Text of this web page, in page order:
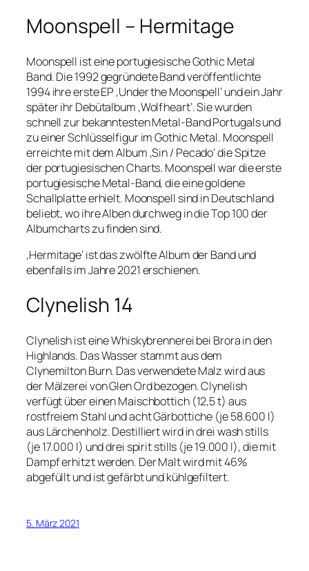
Moonspell – Hermitage
Moonspell ist eine portugiesische Gothic Metal
Band. Die 1992 gegründete Band veröffentlichte
1994 ihre erste EP ‚Under the Moonspell‘ und ein Jahr
später ihr Debütalbum ‚Wolfheart‘. Sie wurden
schnell zur bekanntesten Metal-Band Portugals und
zu einer Schlüsselfigur im Gothic Metal. Moonspell
erreichte mit dem Album ‚Sin / Pecado‘ die Spitze
der portugiesischen Charts. Moonspell war die erste
portugiesische Metal-Band, die eine goldene
Schallplatte erhielt. Moonspell sind in Deutschland
beliebt, wo ihre Alben durchweg in die Top 100 der
Albumcharts zu finden sind.
‚Hermitage‘ ist das zwölfte Album der Band und
ebenfalls im Jahre 2021 erschienen.
Clynelish 14
Clynelish ist eine Whiskybrennerei bei Brora in den
Highlands. Das Wasser stammt aus dem
Clynemilton Burn. Das verwendete Malz wird aus
der Mälzerei von Glen Ord bezogen. Clynelish
verfügt über einen Maischbottich (12,5 t) aus
rostfreiem Stahl und acht Gärbottiche (je 58.600 l)
aus Lärchenholz. Destilliert wird in drei wash stills
(je 17.000 l) und drei spirit stills (je 19.000 l), die mit
Dampf erhitzt werden. Der Malt wird mit 46%
abgefüllt und ist gefärbt und kühlgefiltert.
5. März 2021